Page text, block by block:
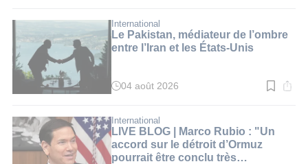
:
2
min.
International
Le Pakistan, médiateur de l’ombre
entre l’Iran et les États-Unis
Temps
:
3
min.
04 août 2026
International
LIVE BLOG | Marco Rubio : "Un
accord sur le détroit d’Ormuz
pourrait être conclu très